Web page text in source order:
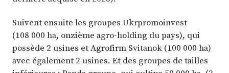
Suivent ensuite les groupes Ukrpromoinvest
(108 000 ha, onzième agro-holding du pays), qui
possède 2 usines et Agrofirm Svitanok (100 000 ha)
avec également 2 usines. Et des groupes de tailles